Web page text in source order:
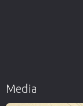
Media